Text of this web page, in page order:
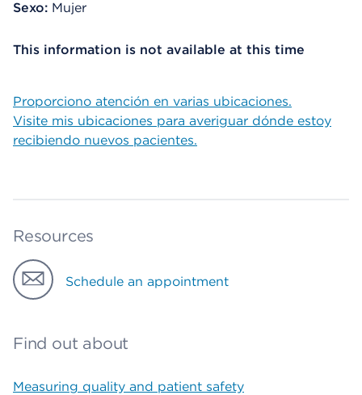
Sexo: Mujer
This information is not available at this time
Proporciono atención en varias ubicaciones.
Visite mis ubicaciones para averiguar dónde estoy
recibiendo nuevos pacientes.
Resources
Schedule an appointment
Find out about
Measuring quality and patient safety